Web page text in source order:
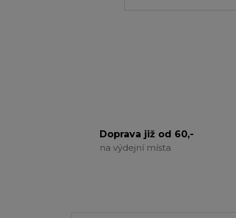
Doprava již od 60,-
na výdejní místa